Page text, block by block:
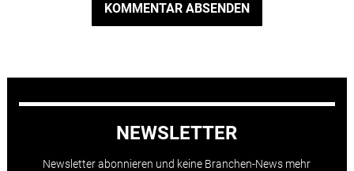
KOMMENTAR ABSENDEN
NEWSLETTER
Newsletter abonnieren und keine Branchen-News mehr